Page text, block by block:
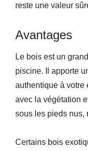
reste une valeur
Avantages
Le bois est un
piscine. Il apporte
authentique à votre
avec la végétation
sous les pieds nus,
Certains bois